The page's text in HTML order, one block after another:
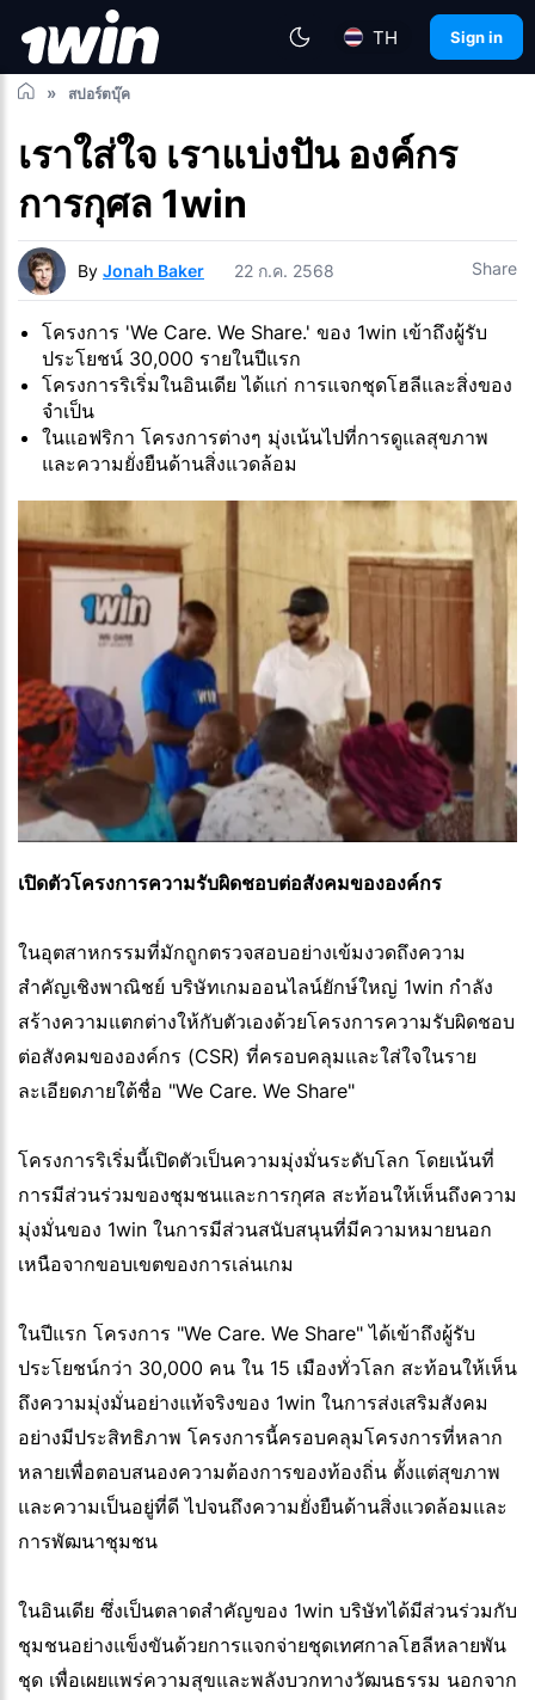
TH Sign in
สปอร์ตบุ๊ค
เราใส่ใจ เราแบ่งปัน องค์กร
การกุศล 1win
By Jonah Baker 22 ก.ค. 2568 Share
โครงการ 'We Care. We Share.' ของ 1win เข้าถึงผู้รับ
ประโยชน์ 30,000 รายในปีแรก
โครงการริเริ่มในอินเดีย ได้แก่ การแจกชุดโฮลีและสิ่งของ
จำเป็น
ในแอฟริกา โครงการต่างๆ มุ่งเน้นไปที่การดูแลสุขภาพ
และความยั่งยืนด้านสิ่งแวดล้อม
เปิดตัวโครงการความรับผิดชอบต่อสังคมขององค์กร
ในอุตสาหกรรมที่มักถูกตรวจสอบอย่างเข้มงวดถึงความ
สำคัญเชิงพาณิชย์ บริษัทเกมออนไลน์ยักษ์ใหญ่ 1win กำลัง
สร้างความแตกต่างให้กับตัวเองด้วยโครงการความรับผิดชอบ
ต่อสังคมขององค์กร (CSR) ที่ครอบคลุมและใส่ใจในราย
ละเอียดภายใต้ชื่อ "We Care. We Share"
โครงการริเริ่มนี้เปิดตัวเป็นความมุ่งมั่นระดับโลก โดยเน้นที่
การมีส่วนร่วมของชุมชนและการกุศล สะท้อนให้เห็นถึงความ
มุ่งมั่นของ 1win ในการมีส่วนสนับสนุนที่มีความหมายนอก
เหนือจากขอบเขตของการเล่นเกม
ในปีแรก โครงการ "We Care. We Share" ได้เข้าถึงผู้รับ
ประโยชน์กว่า 30,000 คน ใน 15 เมืองทั่วโลก สะท้อนให้เห็น
ถึงความมุ่งมั่นอย่างแท้จริงของ 1win ในการส่งเสริมสังคม
อย่างมีประสิทธิภาพ โครงการนี้ครอบคลุมโครงการที่หลาก
หลายเพื่อตอบสนองความต้องการของท้องถิ่น ตั้งแต่สุขภาพ
และความเป็นอยู่ที่ดี ไปจนถึงความยั่งยืนด้านสิ่งแวดล้อมและ
การพัฒนาชุมชน
ในอินเดีย ซึ่งเป็นตลาดสำคัญของ 1win บริษัทได้มีส่วนร่วมกับ
ชุมชนอย่างแข็งขันด้วยการแจกจ่ายชุดเทศกาลโฮลีหลายพัน
ชุด เพื่อเผยแพร่ความสุขและพลังบวกทางวัฒนธรรม นอกจาก